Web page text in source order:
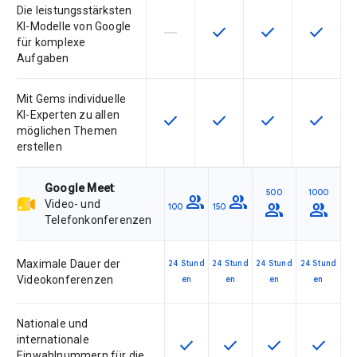
Die leistungsstärksten
KI-Modelle von Google
für komplexe
Aufgaben
Diese Funktion ist für die
horizontal_rule Diese Funktion ist für die
check Diese Funktion
check Diese
check
Mit Gems individuelle
KI-Experten zu allen
möglichen Themen
erstellen
Diese Funktion ist für die
check Diese Funktion ist für die
check Diese Funktion
check Diese
check
Google Meet:
Video- und
Telefonkonferenzen
100 group 150 group 500
group
1000
group
Maximale Dauer der
Videokonferenzen
24 Stund
en
24 Stund
en
24 Stund
en
24 Stund
en
Nationale und
internationale
Diese Funktion ist für die
check Diese Funktion ist für
check Diese Funktion
check Diese
check